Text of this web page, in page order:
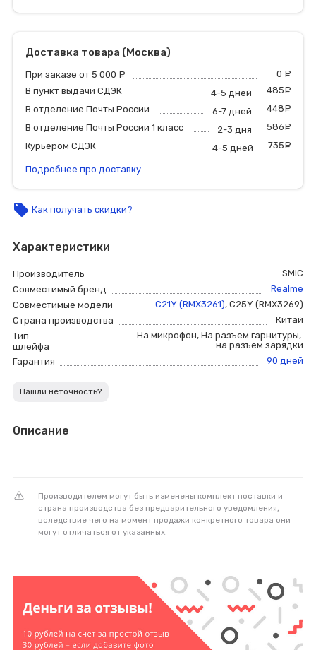
Доставка товара (Москва)
При заказе от 5 000 0
В пункт выдачи СДЭК
4-5 дней 485
В отделение Почты России
6-7 дней 448
В отделение Почты России 1 класс
2-3 дня 586
Курьером СДЭК
4-5 дней 735
Подробнее про доставку
local_offer Как получать скидки?
Характеристики
Производитель
SMIC
Совместимый бренд
Realme
Совместимые модели
C21Y (RMX3261), C25Y (RMX3269)
Страна производства
Китай
Тип
шлейфа
На микрофон, На разъем гарнитуры,
на разъем зарядки
Гарантия
90 дней
Нашли неточность?
Описание
Производителем могут быть изменены комплект поставки и
страна производства без предварительного уведомления,
вследствие чего на момент продажи конкретного товара они
могут отличаться от указанных.